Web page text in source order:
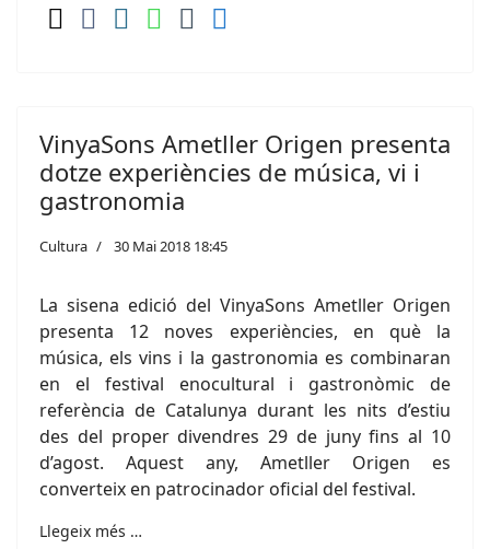
VinyaSons Ametller Origen presenta
dotze experiències de música, vi i
gastronomia
Cultura 30 Mai 2018 18:45
La sisena edició del VinyaSons Ametller Origen
presenta 12 noves experiències, en què la
música, els vins i la gastronomia es combinaran
en el festival enocultural i gastronòmic de
referència de Catalunya durant les nits d’estiu
des del proper divendres 29 de juny fins al 10
d’agost. Aquest any, Ametller Origen es
converteix en patrocinador oficial del festival.
Llegeix més …